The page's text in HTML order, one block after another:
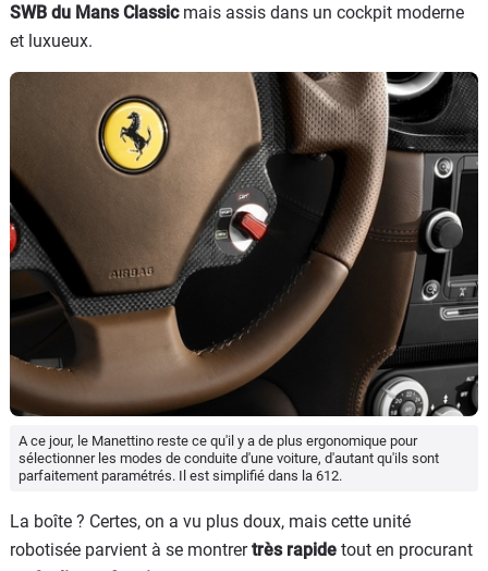
SWB du Mans Classic mais assis dans un cockpit moderne
et luxueux.
A ce jour, le Manettino reste ce qu'il y a de plus ergonomique pour
sélectionner les modes de conduite d'une voiture, d'autant qu'ils sont
parfaitement paramétrés. Il est simplifié dans la 612.
La boîte ? Certes, on a vu plus doux, mais cette unité
robotisée parvient à se montrertrès rapide tout en procurant